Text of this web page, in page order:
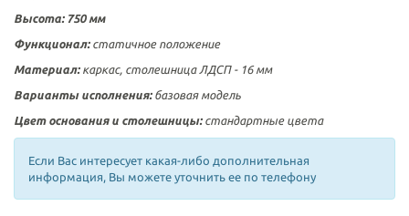
Высота: 750 мм
Функционал: статичное положение
Материал: каркас, столешница ЛДСП - 16 мм
Варианты исполнения:базовая модель
Цвет основания и столешницы:стандартные цвета
Если Вас интересует какая-либо дополнительная
информация, Вы можете уточнить ее по телефону